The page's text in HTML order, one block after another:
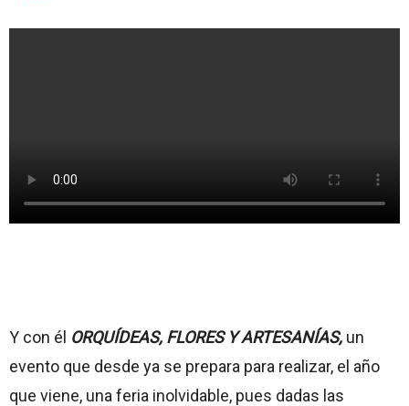
Y con él ORQUÍDEAS, FLORES Y ARTESANÍAS, un
evento que desde ya se prepara para realizar, el año
que viene, una feria inolvidable, pues dadas las